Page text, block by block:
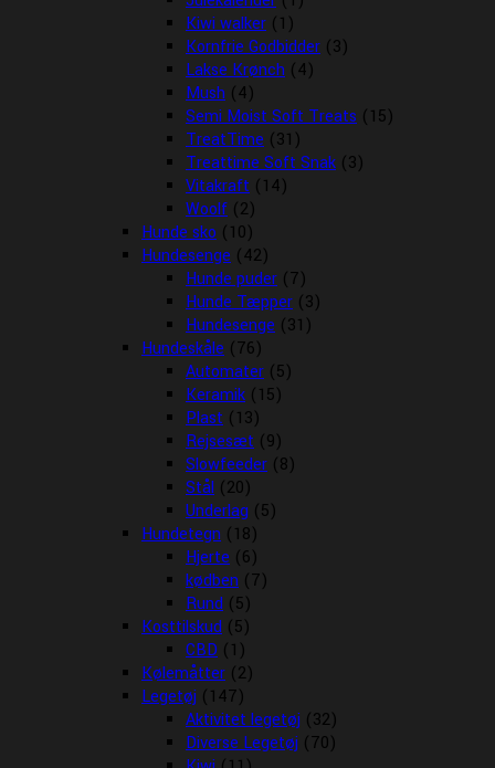
Kiwi walker (1)
Kornfrie Godbidder (3)
Lakse Krønch (4)
Mush (4)
Semi Moist Soft Treats (15)
TreatTime (31)
Treattime Soft Snak (3)
Vitakraft (14)
Woolf (2)
Hunde sko (10)
Hundesenge (42)
Hunde puder (7)
Hunde Tæpper (3)
Hundesenge (31)
Hundeskåle (76)
Automater (5)
Keramik (15)
Plast (13)
Rejsesæt (9)
Slowfeeder (8)
Stål (20)
Underlag (5)
Hundetegn (18)
Hjerte (6)
kødben (7)
Rund (5)
Kosttilskud (5)
CBD (1)
Kølemåtter (2)
Legetøj (147)
Aktivitet legetøj (32)
Diverse Legetøj (70)